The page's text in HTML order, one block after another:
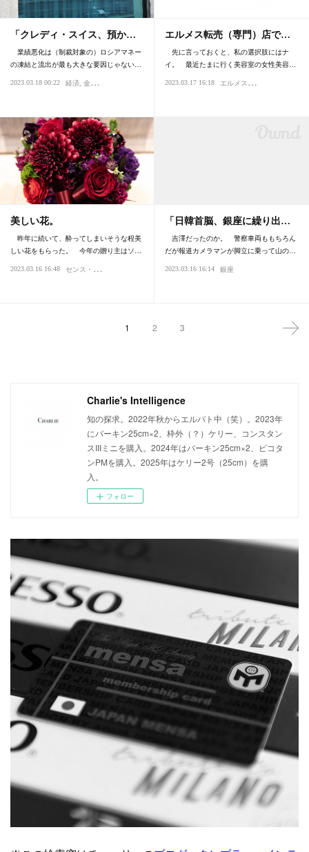
「クレディ・スイス、預か…
業績悪化は（制裁対象の）ロシアマネー
の凍結と流出が最も大きな要因じゃない…
2023.03.18 00:22 経済 金融・為替
エルメス転売（専門）店で…
先に言っておくと、私の選択肢にはナ
イ。 最近たまに行く美容室の女性美容…
2023.03.17 16:18 エ
ルメス・エルパト・ロレックス
美しい花。
昨年に続いて、酔ってしまいそうな程美
しい花をもらった。 今年の贈り主はソ…
2023.03.16 16:48 セ
ンス・感性
「日韓首脳、銀座に繰り出…
吉澤だったのか。 警察車両ももちろん
だが報道カメラマンが脚立に乗って山の…
2023.03.16 16:14 銀座
1 2 3
Charlie's Intelligence
知の探求。2022年秋からエルパト中（笑）。2023年
にバーキン25cm×2、枠外（？）ケリー、コンスタン
スIIIミニを購入。2024年はバーキン25cm×2、ピコタ
ンPMを購入。2025年はケリー2号（25cm）を購
入。
フォロー